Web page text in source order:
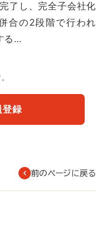
了し、完全子会社化
合の2段階で行われ
る…
登録
前のページに戻る